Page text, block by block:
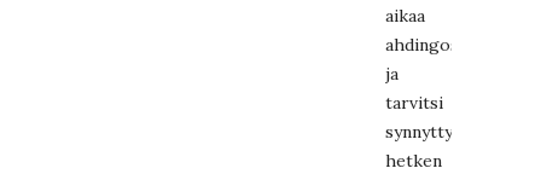
aikaa
ahdingossa
ja
tarvitsi
synnyttyään
hetken